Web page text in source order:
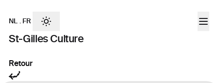
St-Gilles Culture
NL . FR
Retour